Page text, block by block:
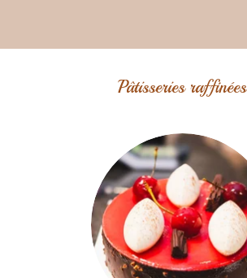
Pâtisseries raffinées